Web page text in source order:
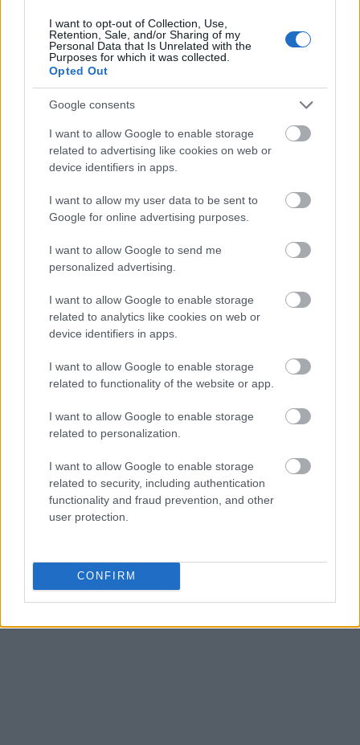
I want to opt-out of Collection, Use,
Retention, Sale, and/or Sharing of my
Personal Data that Is Unrelated with the
Purposes for which it was collected.
Opted Out
Google consents
I want to allow Google to enable storage
related to advertising like cookies on web or
device identifiers in apps.
I want to allow my user data to be sent to
Google for online advertising purposes.
I want to allow Google to send me
personalized advertising.
I want to allow Google to enable storage
related to analytics like cookies on web or
device identifiers in apps.
I want to allow Google to enable storage
related to functionality of the website or app.
I want to allow Google to enable storage
related to personalization.
I want to allow Google to enable storage
related to security, including authentication
functionality and fraud prevention, and other
user protection.
CONFIRM
Πηγή: ΑΠΕ-ΜΠΕ
πρώτοι όλες τιςειδήσειςαπό την Ελλάδα και τον κόσμο.